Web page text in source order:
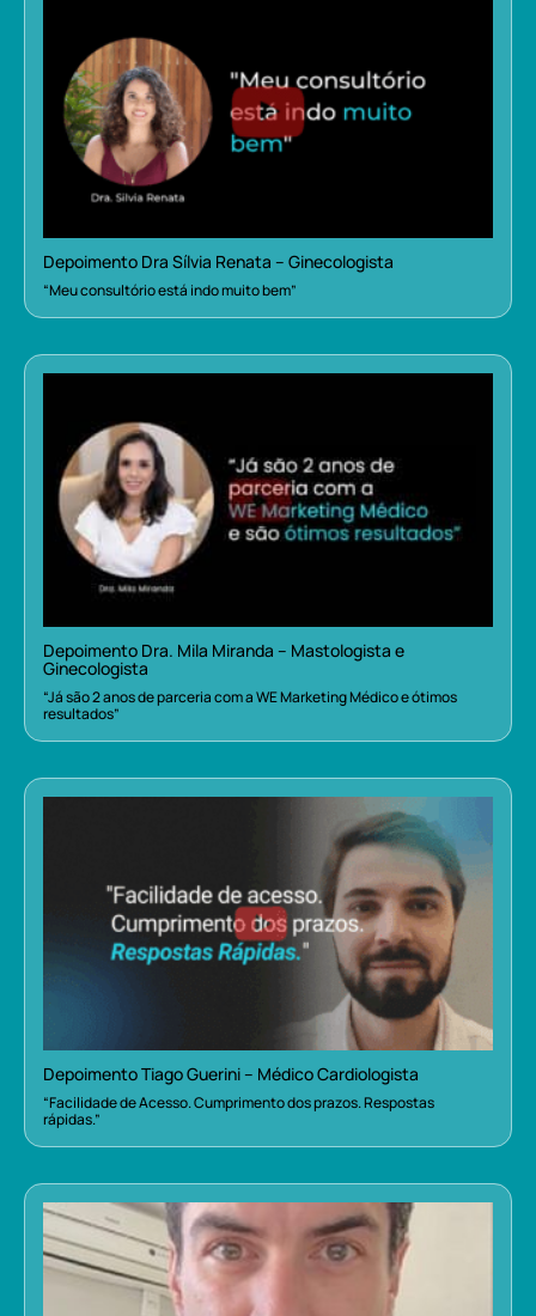
Depoimento Dra Sílvia Renata – Ginecologista
“Meu consultório está indo muito bem”
Depoimento Dra. Mila Miranda – Mastologista e
Ginecologista
“Já são 2 anos de parceria com a WE Marketing Médico e ótimos
resultados”
Depoimento Tiago Guerini – Médico Cardiologista
“Facilidade de Acesso. Cumprimento dos prazos. Respostas
rápidas.”